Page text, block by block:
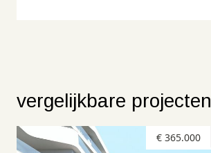
vergelijkbare projecten
€ 365.000